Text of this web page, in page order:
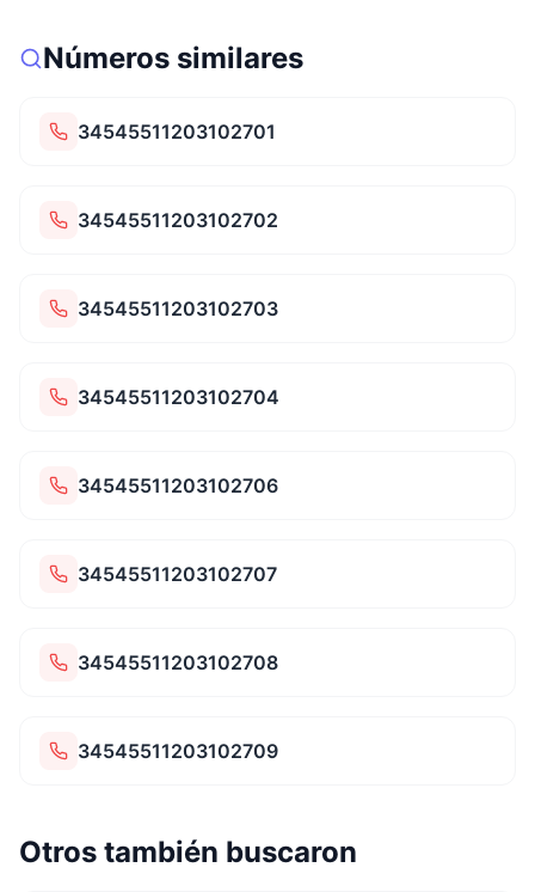
Números similares
34545511203102701
34545511203102702
34545511203102703
34545511203102704
34545511203102706
34545511203102707
34545511203102708
34545511203102709
Otros también buscaron